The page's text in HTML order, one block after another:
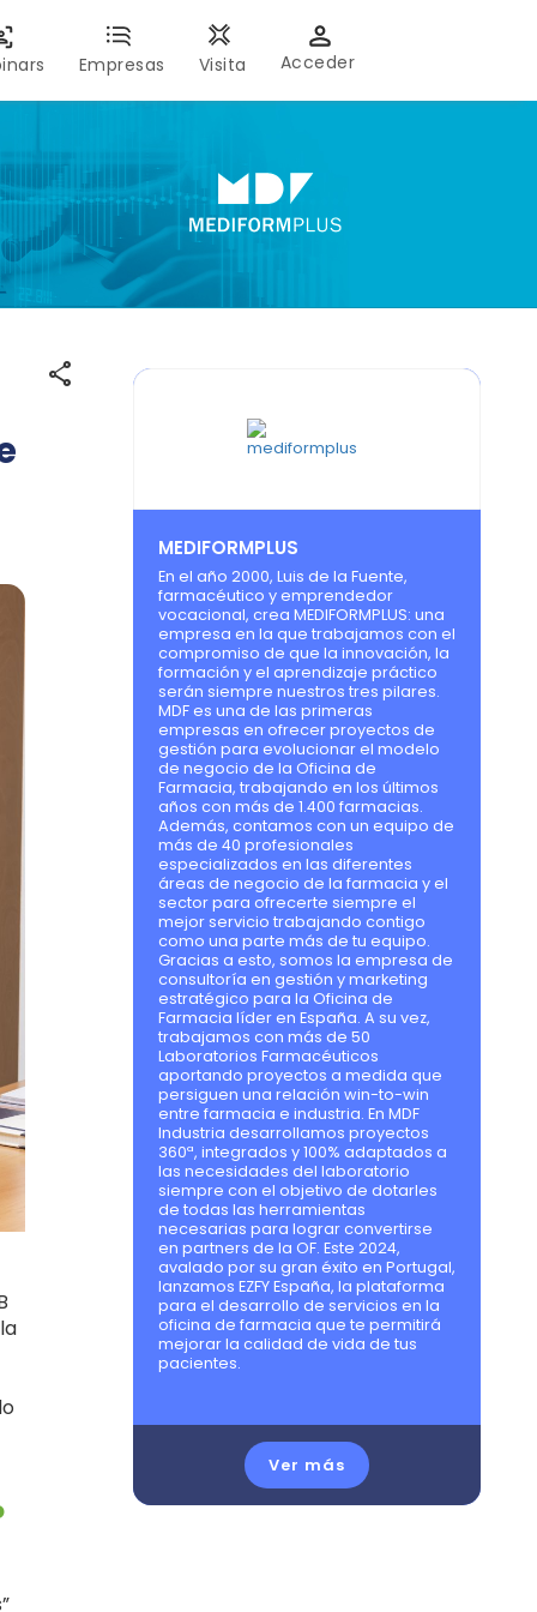
Empresas Visita Acceder
share
MEDIFORMPLUS
En el año 2000, Luis de la Fuente,
farmacéutico y emprendedor
vocacional, crea MEDIFORMPLUS: una
empresa en la que trabajamos con el
compromiso de que la innovación, la
formación y el aprendizaje práctico
serán siempre nuestros tres pilares.
MDF es una de las primeras
empresas en ofrecer proyectos de
gestión para evolucionar el modelo
de negocio de la Oficina de
Farmacia, trabajando en los últimos
años con más de 1.400 farmacias.
Además, contamos con un equipo de
más de 40 profesionales
especializados en las diferentes
áreas de negocio de la farmacia y el
sector para ofrecerte siempre el
mejor servicio trabajando contigo
como una parte más de tu equipo.
Gracias a esto, somos la empresa de
consultoría en gestión y marketing
estratégico para la Oficina de
Farmacia líder en España. A su vez,
trabajamos con más de 50
Laboratorios Farmacéuticos
aportando proyectos a medida que
persiguen una relación win-to-win
entre farmacia e industria. En MDF
Industria desarrollamos proyectos
360ª, integrados y 100% adaptados a
las necesidades del laboratorio
siempre con el objetivo de dotarles
de todas las herramientas
necesarias para lograr convertirse
en partners de la OF. Este 2024,
avalado por su gran éxito en Portugal,
lanzamos EZFY España, la plataforma
para el desarrollo de servicios en la
oficina de farmacia que te permitirá
mejorar la calidad de vida de tus
pacientes.
Ver más